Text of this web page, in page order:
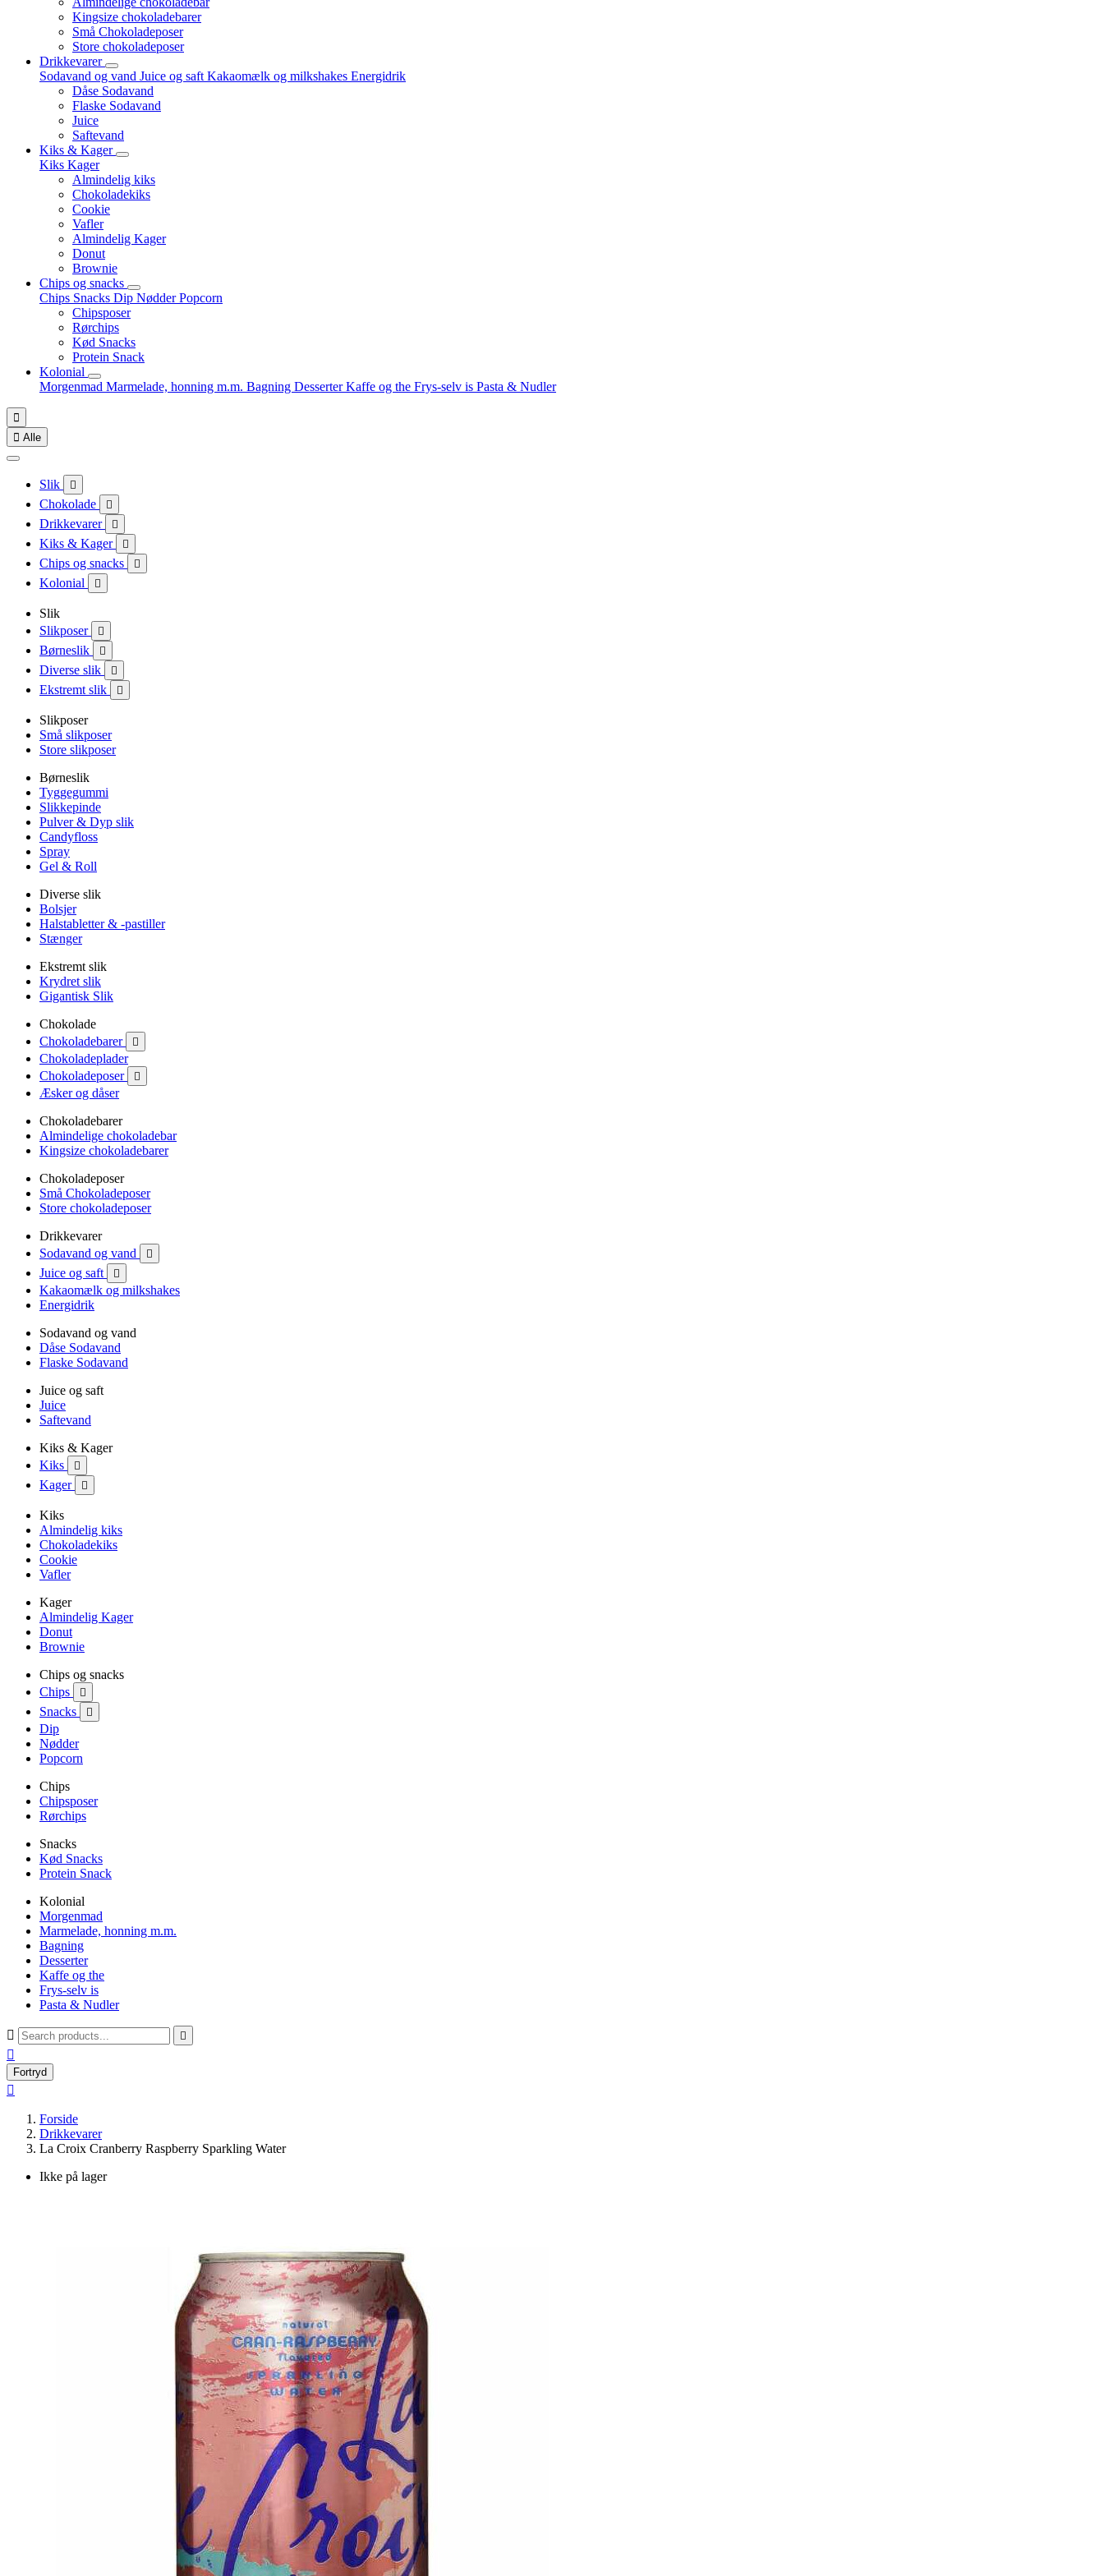
Kingsize chokoladebarer
Små Chokoladeposer
Store chokoladeposer
Drikkevarer
Sodavand og vand Juice og saft Kakaomælk og milkshakes Energidrik
Dåse Sodavand
Flaske Sodavand
Juice
Saftevand
Kiks & Kager
Kiks Kager
Almindelig kiks
Chokoladekiks
Cookie
Vafler
Almindelig Kager
Donut
Brownie
Chips og snacks
Chips Snacks Dip NødderPopcorn
Chipsposer
Rørchips
Kød Snacks
Protein Snack
Kolonial
Morgenmad Marmelade, honning m.m. Bagning DesserterKaffe og the Frys-selv is Pasta & Nudler

 Alle
Slik 
Chokolade 
Drikkevarer 
Kiks & Kager 
Chips og snacks 
Kolonial 
Slik
Slikposer

Børneslik 
Diverse slik 
Ekstremt slik 
Slikposer
Små slikposer
Store slikposer
Børneslik
Tyggegummi
Slikkepinde
Pulver & Dyp slik
Candyfloss
Spray
Gel & Roll
Diverse slik
Bolsjer
Halstabletter & -pastiller
Stænger
Ekstremt slik
Krydret slik
Gigantisk Slik
Chokolade
Chokoladebarer

Chokoladeplader
Chokoladeposer

Æsker og dåser
Chokoladebarer
Almindelige chokoladebar
Kingsize chokoladebarer
Chokoladeposer
Små Chokoladeposer
Store chokoladeposer
Drikkevarer
Sodavand og vand

Juice og saft 
Kakaomælk og milkshakes
Energidrik
Sodavand og vand
Dåse Sodavand
Flaske Sodavand
Juice og saft
Juice
Saftevand
Kiks & Kager
Kiks

Kager 
Kiks
Almindelig kiks
Chokoladekiks
Cookie
Vafler
Kager
Almindelig Kager
Donut
Brownie
Chips og snacks
Chips

Snacks 
Dip
Nødder
Popcorn
Chips
Chipsposer
Rørchips
Snacks
Kød Snacks
Protein Snack
Kolonial
Morgenmad
Marmelade, honning m.m.
Bagning
Desserter
Kaffe og the
Frys-selv is
Pasta & Nudler
 

Fortryd

Forside
Drikkevarer
La Croix Cranberry Raspberry Sparkling Water
Ikke på lager